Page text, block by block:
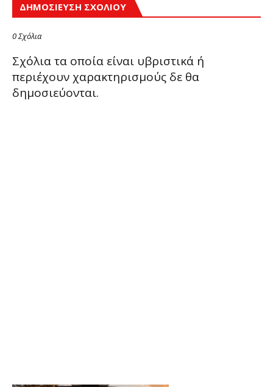
ΔΗΜΟΣΊΕΥΣΗ ΣΧΟΛΊΟΥ
0 Σχόλια
Σχόλια τα οποία είναι υβριστικά ή
περιέχουν χαρακτηρισμούς δε θα
δημοσιεύονται.